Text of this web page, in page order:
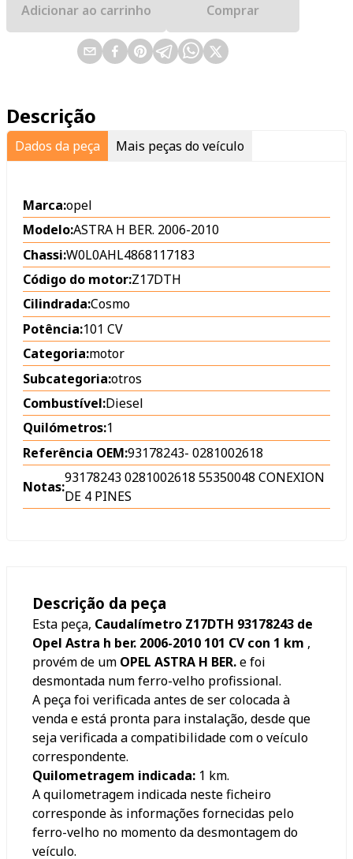
Adicionar ao carrinho Comprar
Descrição
Dados da peça Mais peças do veículo
Marca:opel
Modelo:ASTRA H BER. 2006-2010
Chassi:W0L0AHL4868117183
Código do motor:Z17DTH
Cilindrada:Cosmo
Potência:101 CV
Categoria:motor
Subcategoria:otros
Combustível:Diesel
Quilómetros:1
Referência OEM:93178243- 0281002618
Notas:
93178243 0281002618 55350048 CONEXION
DE 4 PINES
Descrição da peça
Esta peça, Caudalímetro Z17DTH 93178243 de
Opel Astra h ber. 2006-2010 101 CV con 1 km ,
provém de um OPEL ASTRA H BER.e foi
desmontada num ferro-velho profissional.
A peça foi verificada antes de ser colocada à
venda e está pronta para instalação, desde que
seja verificada a compatibilidade com o veículo
correspondente.
Quilometragem indicada: 1 km.
A quilometragem indicada neste ficheiro
corresponde às informações fornecidas pelo
ferro-velho no momento da desmontagem do
veículo.